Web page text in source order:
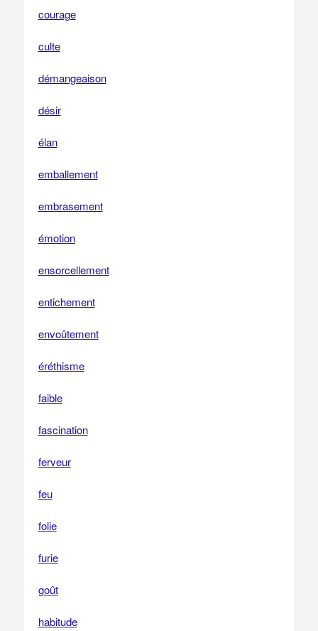
courage
culte
démangeaison
désir
élan
emballement
embrasement
émotion
ensorcellement
entichement
envoûtement
éréthisme
faible
fascination
ferveur
feu
folie
furie
goût
habitude